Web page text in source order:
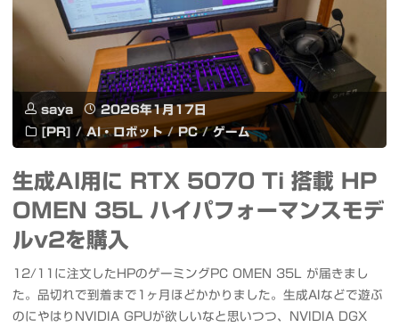
AI
を
ロ
ー
カ
ル
実
行
#
作
と
リ
ッ
プ
シ
ク
2
19B
で
ア
メ
コ
saya
2026年1月17日
[PR] / AI・ロボット / PC / ゲーム
生成AI用に RTX 5070 Ti 搭載 HP
OMEN 35L ハイパフォーマンスモデ
ルv2を購入
12/11に注文したHPのゲーミングPC OMEN 35L が届きまし
た。品切れで到着まで1ヶ月ほどかかりました。生成AIなどで遊ぶ
のにやはりNVIDIA GPUが欲しいなと思いつつ、NVIDIA DGX